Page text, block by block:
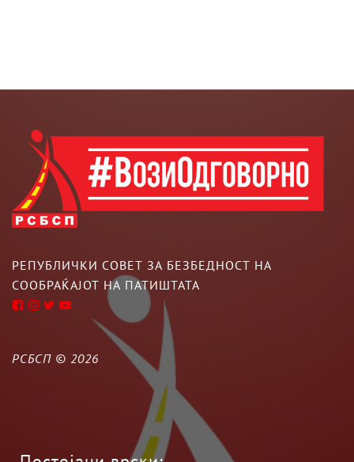
РЕПУБЛИЧКИ СОВЕТ ЗА БЕЗБЕДНОСТ НА
СООБРАЌАЈОТ НА ПАТИШТАТА
РСБСП © 2026